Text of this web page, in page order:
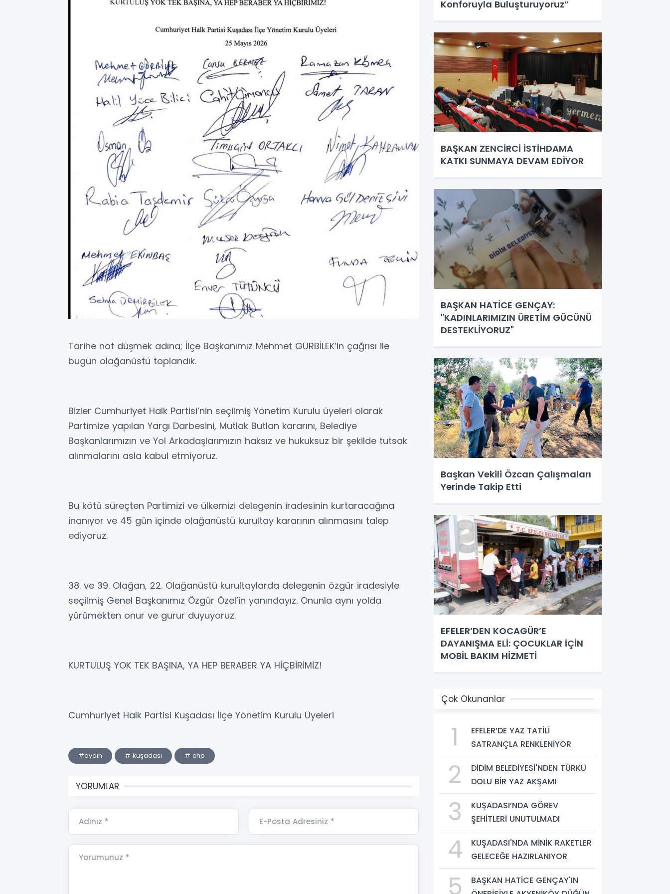
Tarihe not düşmek adına; İlçe Başkanımız Mehmet GÜRBİLEK’in çağrısı ile
bugün olağanüstü toplandık.
Bizler Cumhuriyet Halk Partisi’nin seçilmiş Yönetim Kurulu üyeleri olarak
Partimize yapılan Yargı Darbesini, Mutlak Butlan kararını, Belediye
Başkanlarımızın ve Yol Arkadaşlarımızın haksız ve hukuksuz bir şekilde tutsak
alınmalarını asla kabul etmiyoruz.
Bu kötü süreçten Partimizi ve ülkemizi delegenin iradesinin kurtaracağına
inanıyor ve 45 gün içinde olağanüstü kurultay kararının alınmasını talep
ediyoruz.
38. ve 39. Olağan, 22. Olağanüstü kurultaylarda delegenin özgür iradesiyle
seçilmiş Genel Başkanımız Özgür Özel’in yanındayız. Onunla aynı yolda
yürümekten onur ve gurur duyuyoruz.
KURTULUŞ YOK TEK BAŞINA, YA HEP BERABER YA HİÇBİRİMİZ!
Cumhuriyet Halk Partisi Kuşadası İlçe Yönetim Kurulu Üyeleri
#aydın # kuşadası # chp
YORUMLAR
Adınız * E-Posta Adresiniz *
Yorumunuz *
Konforuyla Buluşturuyoruz”
BAŞKAN ZENCİRCİ İSTİHDAMA
KATKI SUNMAYA DEVAM EDİYOR
BAŞKAN HATİCE GENÇAY:
"KADINLARIMIZIN ÜRETİM GÜCÜNÜ
DESTEKLİYORUZ"
Başkan Vekili Özcan Çalışmaları
Yerinde Takip Etti
EFELER’DEN KOCAGÜR’E
DAYANIŞMA ELİ: ÇOCUKLAR İÇİN
MOBİL BAKIM HİZMETİ
Çok Okunanlar
1
EFELER’DE YAZ TATİLİ
SATRANÇLA RENKLENİYOR
2
DİDİM BELEDİYESİ'NDEN TÜRKÜ
DOLU BİR YAZ AKŞAMI
3
KUŞADASI’NDA GÖREV
ŞEHİTLERİ UNUTULMADI
4
KUŞADASI'NDA MİNİK RAKETLER
GELECEĞE HAZIRLANIYOR
5
BAŞKAN HATİCE GENÇAY'IN